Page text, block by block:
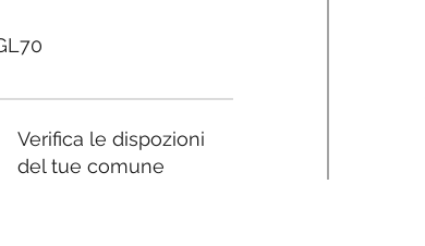
Verifica le dispozioni
del tue comune